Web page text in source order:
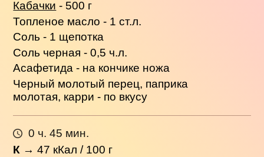
Кабачки - 500 г
Топленое масло - 1 ст.л.
Соль - 1 щепотка
Соль черная - 0,5 ч.л.
Асафетида - на кончике ножа
Черный молотый перец, паприка
молотая, карри - по вкусу
0 ч. 45 мин.
К →47 кКал / 100 г